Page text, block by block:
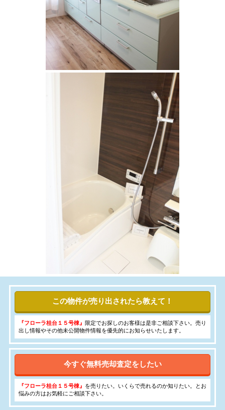
この物件が売り出されたら教えて！
『フローラ桂台１５号棟』
限定でお探しのお客様は是非ご相談下さい。売り
出し情報やその他未公開物件情報を優先的にお知らせいたします。
今すぐ無料売却査定をしたい
『フローラ桂台１５号棟』 を売りたい。いくらで売れるのか知りたい。とお
悩みの方はお気軽にご相談下さい。